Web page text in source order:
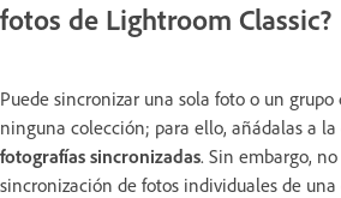
fotos de Lightroom Classic?
Puede sincronizar una sola foto o un grupo
ninguna colección; para ello, añádalas a
fotografías sincronizadas. Sin embargo,
sincronización de fotos individuales de